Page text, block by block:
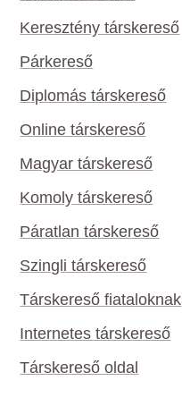
Keresztény társkereső
Párkereső
Diplomás társkereső
Online társkereső
Magyar társkereső
Komoly társkereső
Páratlan társkereső
Szingli társkereső
Társkereső fiataloknak
Internetes társkereső
Társkereső oldal